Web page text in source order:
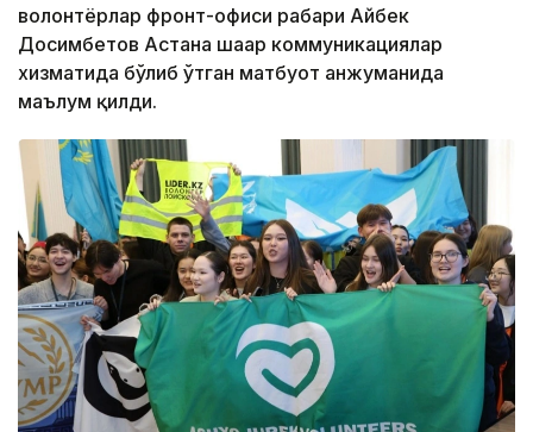
волонтёрлар фронт-офиси раҳбари Айбек
Досимбетов Астана шаҳар коммуникациялар
хизматида бўлиб ўтган матбуот анжуманида
маълум қилди.